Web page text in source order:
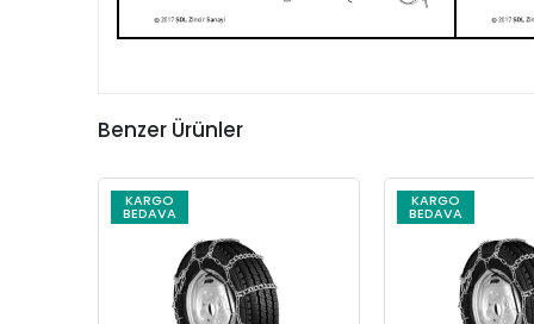
Benzer Ürünler
KARGO
BEDAVA
KARGO
BEDAVA